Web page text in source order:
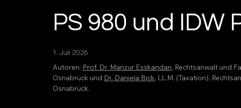
PS 980 und IDW
1. Juli 2026
Autoren: Prof. Dr. Manzur Esskandari, Rechtsanwalt und
Osnabrück und Dr. Daniela Bick, LL.M. (Taxation),
Osnabrück.